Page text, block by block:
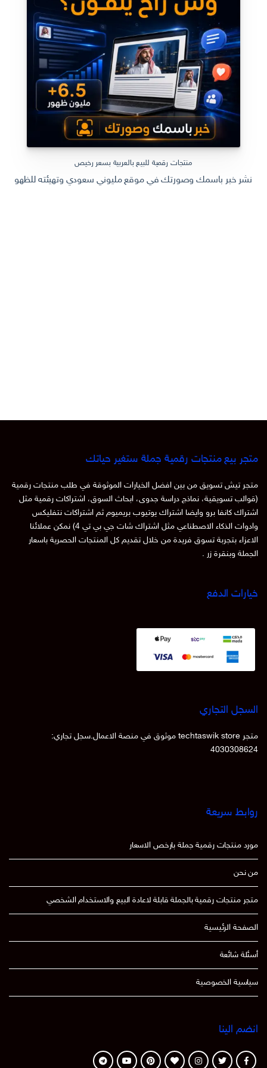
منتجات رقمية للبيع بالعربية بسعر رخيص
نشر خبر باسمك وصورتك في موقع مليوني سعودي وتهيئته للظهور
متجر بيع منتجات رقمية جملة ستغير حياتك
متجر تيش تسويق من بين افضل الخيارات الموثوقة في طلب منتجات رقمية
(قوالب تسويقية، نماذج دراسة جدوى، ابحاث السوق، اشتراكات رقمية مثل
اشتراك كانفا برو وايضا اشتراك يوتيوب بريميوم ثم اشتراكات نتفليكس
وادوات الذكاء الاصطناعي مثل اشتراك شات جي بي تي 4) نمكن عملائنا
الاعزاء بتجربة تسوق فريدة من خلال تقديم كل المنتجات الحصرية باسعار
الجملة وبنقرة زر .
خيارات الدفع
السجل التجاري
متجر techtaswik store موثوق في منصة الاعمال.سجل تجاري:
4030308624
روابط سريعة
مورد منتجات رقمية جملة بارخص الاسعار
من نحن
متجر منتجات رقمية بالجملة قابلة لاعادة البيع والاستخدام الشخصي
الصفحة الرئيسية
أسئلة شائعة
سياسية الخصوصية
انضم الينا